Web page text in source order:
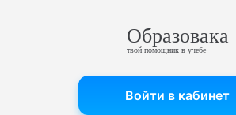
Образовака
твой помощник в учебе
Войти в кабинет